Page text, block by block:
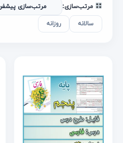
مرتب‌سازی:
سالانه روزانه